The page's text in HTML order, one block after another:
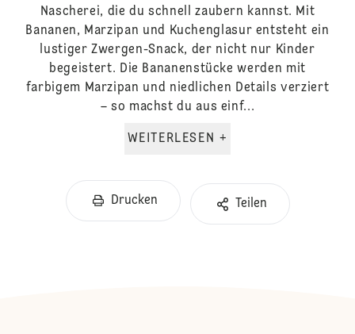
Nascherei, die du schnell zaubern kannst. Mit
Bananen, Marzipan und Kuchenglasur entsteht ein
lustiger Zwergen-Snack, der nicht nur Kinder
begeistert. Die Bananenstücke werden mit
farbigem Marzipan und niedlichen Details verziert
– so machst du aus einf...
WEITERLESEN +
Drucken Teilen